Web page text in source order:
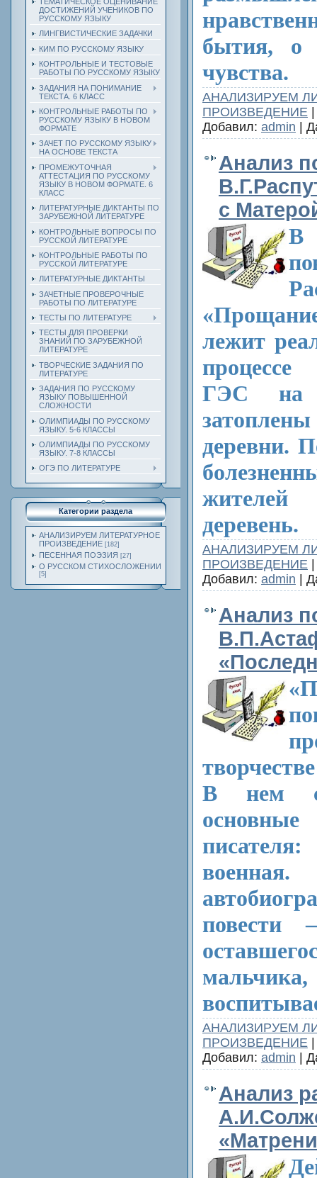
ДОСТИЖЕНИЙ УЧЕНИКОВ ПО
РУССКОМУ ЯЗЫКУ
ЛИНГВИСТИЧЕСКИЕ ЗАДАЧКИ
КИМ ПО РУССКОМУ ЯЗЫКУ
КОНТРОЛЬНЫЕ И ТЕСТОВЫЕ
РАБОТЫ ПО РУССКОМУ ЯЗЫКУ
ЗАДАНИЯ НА ПОНИМАНИЕ
ТЕКСТА. 6 КЛАСС
КОНТРОЛЬНЫЕ РАБОТЫ ПО
РУССКОМУ ЯЗЫКУ В НОВОМ
ФОРМАТЕ
ЗАЧЕТ ПО РУССКОМУ ЯЗЫКУ
НА ОСНОВЕ ТЕКСТА
ПРОМЕЖУТОЧНАЯ
АТТЕСТАЦИЯ ПО РУССКОМУ
ЯЗЫКУ В НОВОМ ФОРМАТЕ. 6
КЛАСС
ЛИТЕРАТУРНЫЕ ДИКТАНТЫ ПО
ЗАРУБЕЖНОЙ ЛИТЕРАТУРЕ
КОНТРОЛЬНЫЕ ВОПРОСЫ ПО
РУССКОЙ ЛИТЕРАТУРЕ
КОНТРОЛЬНЫЕ РАБОТЫ ПО
РУССКОЙ ЛИТЕРАТУРЕ
ЛИТЕРАТУРНЫЕ ДИКТАНТЫ
ЗАЧЕТНЫЕ ПРОВЕРОЧНЫЕ
РАБОТЫ ПО ЛИТЕРАТУРЕ
ТЕСТЫ ПО ЛИТЕРАТУРЕ
ТЕСТЫ ДЛЯ ПРОВЕРКИ
ЗНАНИЙ ПО ЗАРУБЕЖНОЙ
ЛИТЕРАТУРЕ
ТВОРЧЕСКИЕ ЗАДАНИЯ ПО
ЛИТЕРАТУРЕ
ЗАДАНИЯ ПО РУССКОМУ
ЯЗЫКУ ПОВЫШЕННОЙ
СЛОЖНОСТИ
ОЛИМПИАДЫ ПО РУССКОМУ
ЯЗЫКУ. 5-6 КЛАССЫ
ОЛИМПИАДЫ ПО РУССКОМУ
ЯЗЫКУ. 7-8 КЛАССЫ
ОГЭ ПО ЛИТЕРАТУРЕ
Категории раздела
АНАЛИЗИРУЕМ ЛИТЕРАТУРНОЕ
ПРОИЗВЕДЕНИЕ [182]
ПЕСЕННАЯ ПОЭЗИЯ [27]
О РУССКОМ СТИХОСЛОЖЕНИИ
[5]
бытия, о
чувства.
АНАЛИЗИРУЕМ
ПРОИЗВЕДЕНИЕ
Добавил: admin |
Анализ
с
В
лежит
процессе
ГЭС на
деревни.
деревень.
АНАЛИЗИРУЕМ
ПРОИЗВЕДЕНИЕ
Добавил: admin |
Анализ
В нем
повести
АНАЛИЗИРУЕМ
ПРОИЗВЕДЕНИЕ
Добавил: admin |
Анализ